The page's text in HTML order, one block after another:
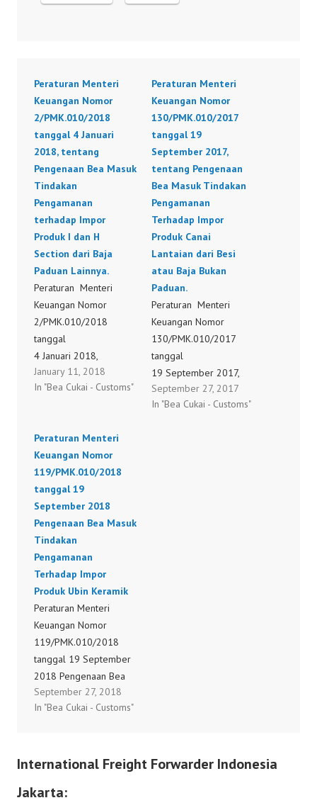
Peraturan Menteri
Keuangan Nomor
2/PMK.010/2018
tanggal 4 Januari
2018, tentang
Pengenaan Bea Masuk
Tindakan
Pengamanan
terhadap Impor
Produk I dan H
Section dari Baja
Paduan Lainnya.
Peraturan Menteri
Keuangan Nomor
2/PMK.010/2018
tanggal
4 Januari 2018,
tentang Pengenaan Bea
Masuk Tindakan
Section dari Baja
Paduan Lainnya.
2/PMK.010/2018
January 11, 2018
In "Bea Cukai - Customs"
Peraturan Menteri
Keuangan Nomor
130/PMK.010/2017
tanggal 19
September 2017,
tentang Pengenaan
Bea Masuk Tindakan
Pengamanan
Terhadap Impor
Produk Canai
Lantaian dari Besi
atau Baja Bukan
Paduan.
Peraturan Menteri
Keuangan Nomor
130/PMK.010/2017
tanggal
19 September 2017,
tentang Pengenaan Bea
Masuk Tindakan
September 27, 2017
In "Bea Cukai - Customs"
Peraturan Menteri
Keuangan Nomor
119/PMK.010/2018
tanggal 19
September 2018
Pengenaan Bea Masuk
Tindakan
Pengamanan
Terhadap Impor
Produk Ubin Keramik
Peraturan Menteri
Keuangan Nomor
119/PMK.010/2018
tanggal 19 September
2018 Pengenaan Bea
Masuk Tindakan
Pengamanan Terhadap
119/PMK.010/2018
September 27, 2018
In "Bea Cukai - Customs"
International Freight Forwarder Indonesia
Jakarta: